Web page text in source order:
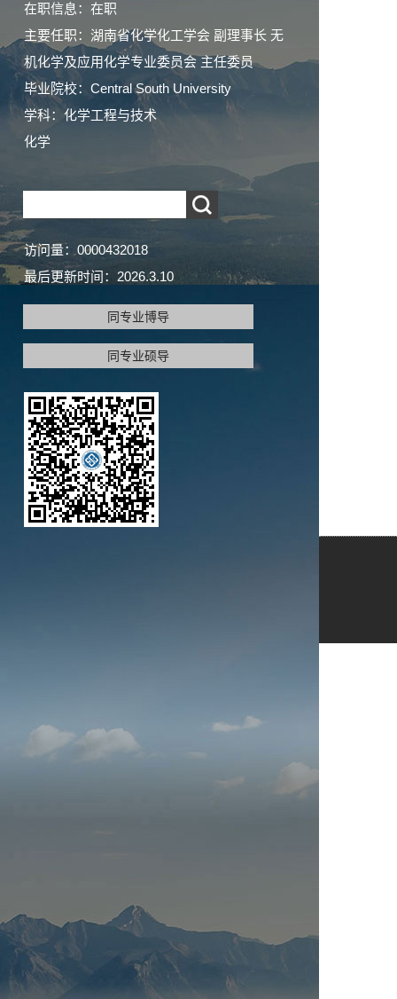
在职信息：在职
主要任职：湖南省化学化工学会 副理事长 无
机化学及应用化学专业委员会 主任委员
毕业院校：Central South University
学科：化学工程与技术
化学
访问量： 0000432018
最后更新时间： 2026.3.10
同专业博导
同专业硕导